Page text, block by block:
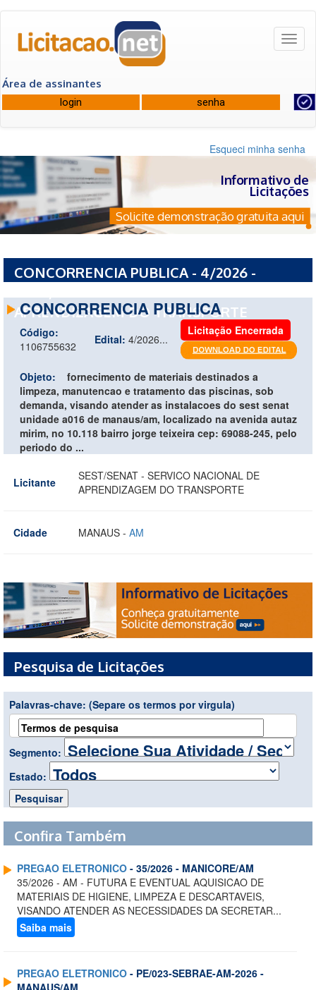
Área de assinantes
Esqueci minha senha
Informativo de
Licitações
Solicite demonstração gratuita aqui
CONCORRENCIA PUBLICA - 4/2026 -
APRENDIZAGEM DO TRANSPORTE
CONCORRENCIA PUBLICA
Código:
1106755632
Edital: 4/2026...
Licitação Encerrada
Objeto:
fornecimento de materiais destinados a
limpeza, manutencao e tratamento das piscinas, sob
demanda, visando atender as instalacoes do sest senat
unidade a016 de manaus/am, localizado na avenida autaz
mirim, no 10.118 bairro jorge teixeira cep: 69088-245, pelo
periodo do ...
Licitante
SEST/SENAT - SERVICO NACIONAL DE
APRENDIZAGEM DO TRANSPORTE
Cidade MANAUS - AM
Pesquisa de Licitações
Palavras-chave: (Separe os termos por virgula)
Segmento:
Estado:
Confira Também
PREGAO ELETRONICO - 35/2026 - MANICORE/AM
35/2026 - AM - FUTURA E EVENTUAL AQUISICAO DE
MATERIAIS DE HIGIENE, LIMPEZA E DESCARTAVEIS,
VISANDO ATENDER AS NECESSIDADES DA SECRETAR...
Saiba mais
PREGAO ELETRONICO - PE/023-SEBRAE-AM-2026 -